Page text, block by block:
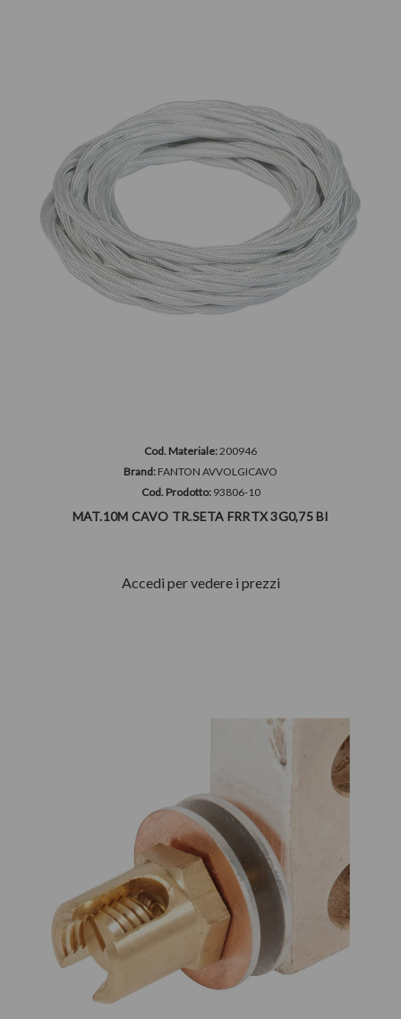
Cod. Materiale:200946
Brand: FANTON AVVOLGICAVO
Cod. Prodotto: 93806-10
MAT.10M CAVO TR.SETA FRRTX 3G0,75 BI
Accedi per vedere i prezzi